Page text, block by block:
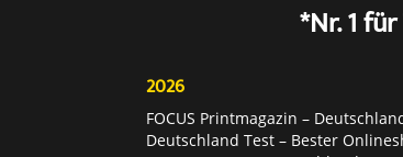
*Nr. 1
2026
FOCUS Printmagazin –
Deutschland Test – Bester